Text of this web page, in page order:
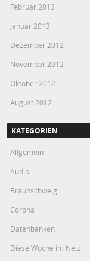
Februar 2013
Januar 2013
Dezember 2012
November 2012
Oktober 2012
August 2012
KATEGORIEN
Allgemein
Audio
Braunschweig
Corona
Datenbanken
Diese Woche im Netz